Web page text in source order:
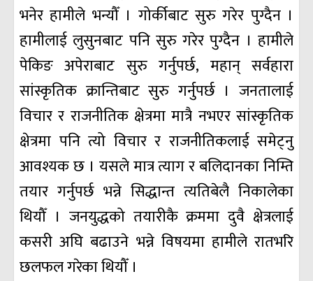
भनेर हामीले भन्यौँ । गोर्कीबाट सुरु गरेर पुग्दैन ।
हामीलाई लुसुनबाट पनि सुरु गरेर पुग्दैन । हामीले
पेकिङ अपेराबाट सुरु गर्नुपर्छ, महान् सर्वहारा
सांस्कृतिक क्रान्तिबाट सुरु गर्नुपर्छ । जनतालाई
विचार र राजनीतिक क्षेत्रमा मात्रै नभएर सांस्कृतिक
क्षेत्रमा पनि त्यो विचार र राजनीतिकलाई समेट्नु
आवश्यक छ । यसले मात्र त्याग र बलिदानका निम्ति
तयार गर्नुपर्छ भन्ने सिद्धान्त त्यतिबेलै निकालेका
थियौँ । जनयुद्धको तयारीकै क्रममा दुवै क्षेत्रलाई
कसरी अघि बढाउने भन्ने विषयमा हामीले रातभरि
छलफल गरेका थियौँ ।